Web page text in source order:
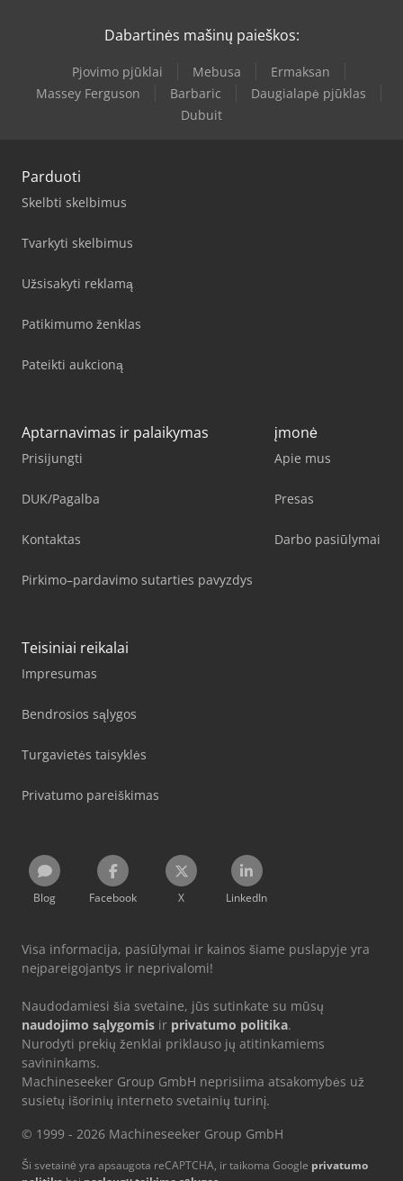
Dabartinės mašinų paieškos:
Pjovimo pjūklai Mebusa
Ermaksan
Massey Ferguson
Barbaric
Daugialapė pjūklas
Dubuit
Parduoti
Skelbti skelbimus
Tvarkyti skelbimus
Užsisakyti reklamą
Patikimumo ženklas
Pateikti aukcioną
Aptarnavimas ir palaikymas
Prisijungti
DUK/Pagalba
Kontaktas
Pirkimo–pardavimo sutarties pavyzdys
įmonė
Apie mus
Presas
Darbo pasiūlymai
Teisiniai reikalai
Impresumas
Bendrosios sąlygos
Turgavietės taisyklės
Privatumo pareiškimas
Blog Facebook X LinkedIn
Visa informacija, pasiūlymai ir kainos šiame puslapyje yra
neįpareigojantys ir neprivalomi!
Naudodamiesi šia svetaine, jūs sutinkate su mūsų
naudojimo sąlygomis ir privatumo politika.
Nurodyti prekių ženklai priklauso jų atitinkamiems
savininkams.
Machineseeker Group GmbH neprisiima atsakomybės už
susietų išorinių interneto svetainių turinį.
© 1999 - 2026 Machineseeker Group GmbH
Ši svetainė yra apsaugota reCAPTCHA, ir taikoma Google privatumo